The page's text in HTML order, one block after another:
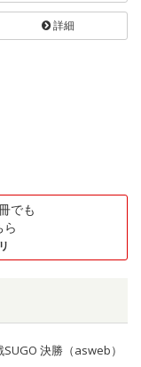
詳細
でも
ら
決勝（asweb）